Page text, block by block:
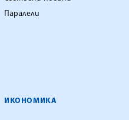
Паралели
ИКОНОМИКА